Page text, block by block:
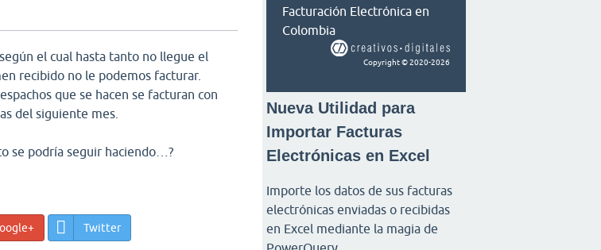
el cual hasta tanto no llegue el
recibido no le podemos facturar.
que se hacen se facturan con
del siguiente mes.
se podría seguir haciendo…?
Twitter
Facturación Electrónica en
Colombia
Copyright © 2020-2026
Nueva Utilidad para
Importar Facturas
Electrónicas en Excel
Importe los datos de sus facturas
electrónicas enviadas o recibidas
en Excel mediante la magia de